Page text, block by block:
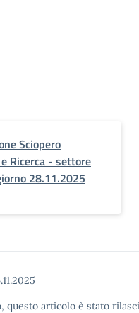
Sciopero
Ricerca - settore
28.11.2025
questo articolo è stato